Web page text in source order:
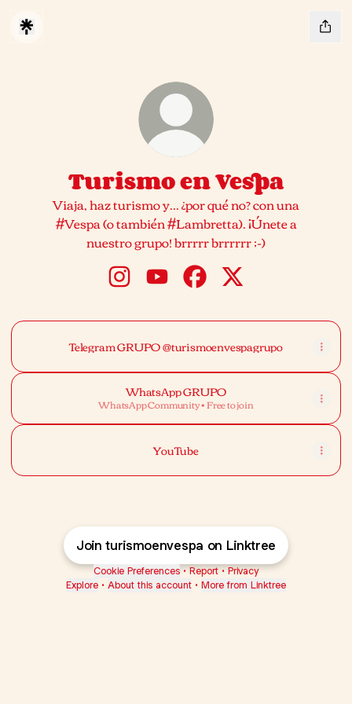
Turismo en Vespa
Viaja, haz turismo y... ¿por qué no? con una
#Vespa (o también #Lambretta). ¡Únete a
nuestro grupo! brrrrr brrrrrr ;-)
Turismo en Vespa Instagram
Turismo en Vespa YouTube
Turismo en Vespa
Telegram GRUPO @turismoenvespagrupo
WhatsApp GRUPO
WhatsApp Community • Free to join
YouTube
YouTube
Join turismoenvespa on Linktree
Cookie Preferences • Report • Privacy
Explore • About this account • More from Linktree